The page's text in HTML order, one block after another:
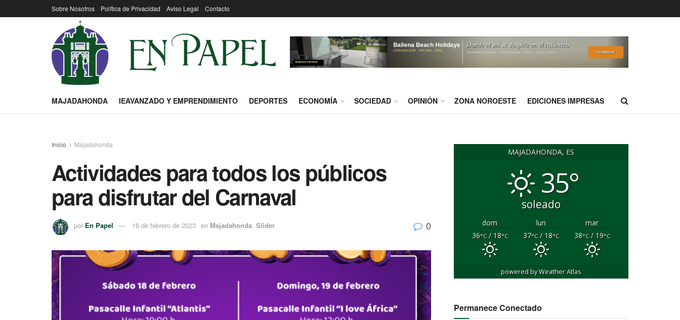
Sobre Nosotros Política de Privacidad Aviso Legal Contacto
MAJADAHONDA IEAVANZADO Y EMPRENDIMIENTO DEPORTES ECONOMÍA SOCIEDAD OPINIÓN ZONA NOROESTE EDICIONES IMPRESAS
Inicio Majadahonda
Actividades para todos los públicos
para disfrutar del Carnaval
por En Papel 16 de febrero de 2023 en Majadahonda, Slider 0
MAJADAHONDA, ES
35°
soleado
dom lun
mar
36°C/ 18°C 37°C/ 18°C 38°C/ 19°C
powered byWeather Atlas
Permanece Conectado